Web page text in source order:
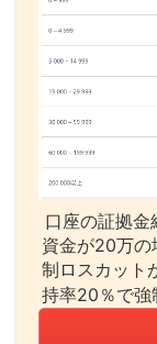
口座の証拠
資金が20万の
制ロスカット
持率20％で強